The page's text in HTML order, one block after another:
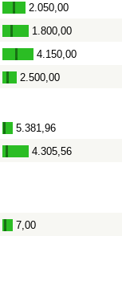
- 2.050,00
- 1.800,00
- 4.150,00
- 2.500,00
- 5.381,96
- 4.305,56
- 7,00